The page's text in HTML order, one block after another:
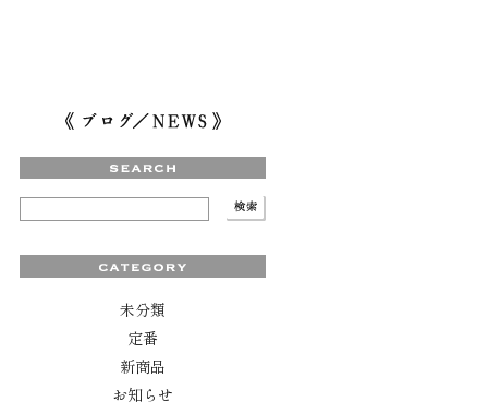
未分類
定番
新商品
お知らせ